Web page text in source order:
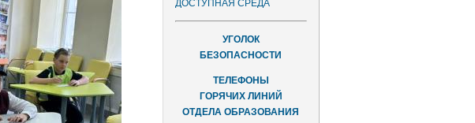
ДОСТУПНАЯ СРЕДА
УГОЛОК
БЕЗОПАСНОСТИ
ТЕЛЕФОНЫ
ГОРЯЧИХ ЛИНИЙ
ОТДЕЛА ОБРАЗОВАНИЯ